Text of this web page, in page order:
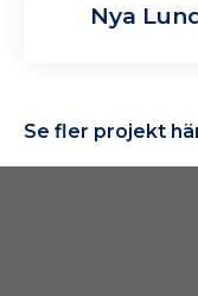
Nya
Se fler projekt